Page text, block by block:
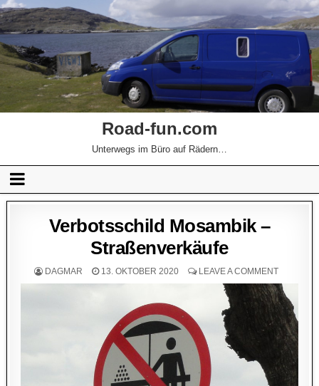
Road-fun.com
Unterwegs im Büro auf Rädern…
Verbotsschild Mosambik –
Straßenverkäufe
DAGMAR 13. OKTOBER 2020 LEAVE A COMMENT